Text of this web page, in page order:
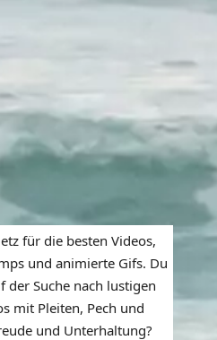
für die besten Videos,
und animierte Gifs. Du
der Suche nach lustigen
mit Pleiten, Pech und
und Unterhaltung?